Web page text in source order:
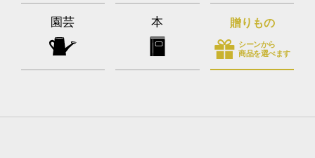
園芸 本 贈りもの
シーンから
商品を選べます